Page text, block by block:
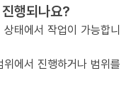
행되나요?
태에서 작업이 가능합니
에서 진행하거나 범위를